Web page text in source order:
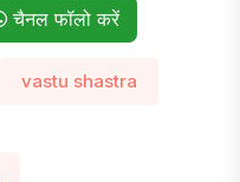
चैनल फॉलो करें
vastu shastra